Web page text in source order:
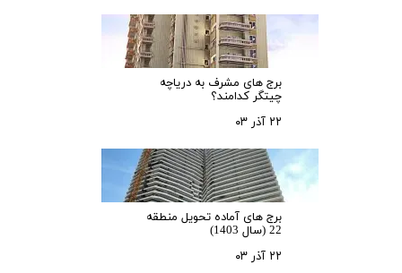
برج های مشرف به دریاچه
چیتگر کدامند؟
۲۲ آذر ۰۳
برج های آماده تحویل منطقه
22 (سال 1403)
۲۲ آذر ۰۳